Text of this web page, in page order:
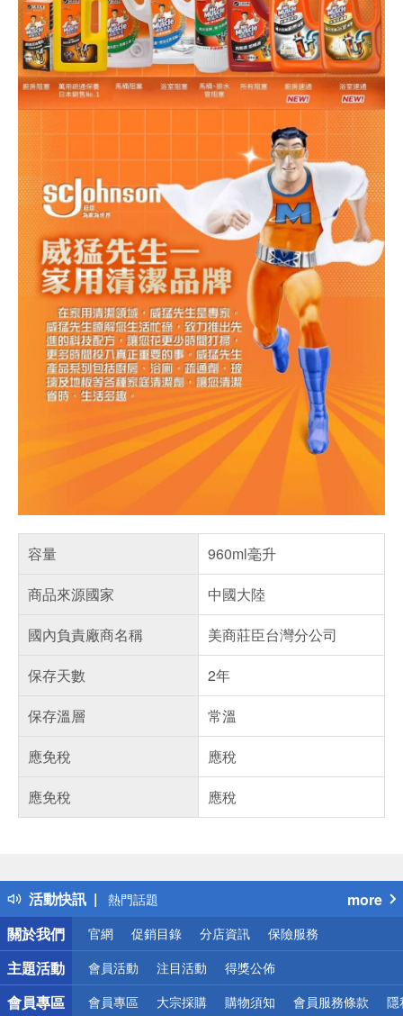
容量
960ml毫升
商品來源國家
中國大陸
國內負責廠商名稱
美商莊臣台灣分公司
保存天數
2年
保存溫層
常溫
應免稅
應稅
應免稅
應稅
活動快訊
得獎公告
熱門話題
銀行優惠
偏遠地區配送
詐騙網頁！請小心！
more
關於我們
官網 促銷目錄 分店資訊 保險服務
主題活動 會員活動 注目活動 得獎公佈
會員專區 會員專區 大宗採購 購物須知 會員服務條款 隱